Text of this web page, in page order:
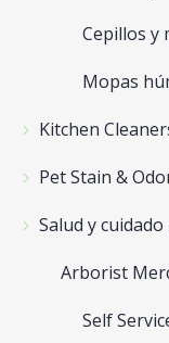
Cepillos y
Mopas
Kitchen
Pet Stain &
Salud y
Arborist
Self